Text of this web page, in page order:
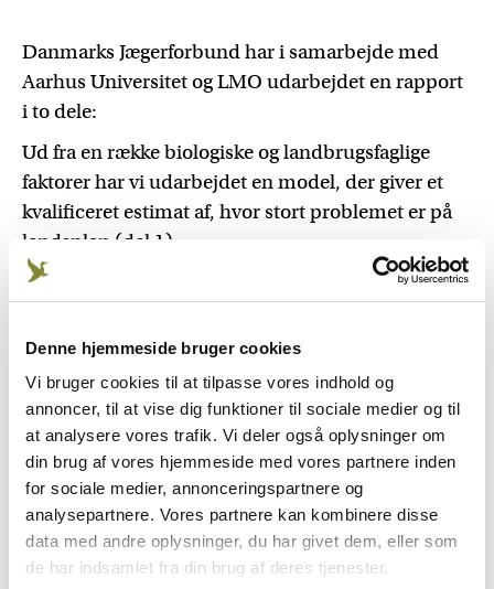
Denne hjemmeside bruger cookies
Vi bruger cookies til at tilpasse vores indhold og
annoncer, til at vise dig funktioner til sociale medier og til
at analysere vores trafik. Vi deler også oplysninger om
din brug af vores hjemmeside med vores partnere inden
for sociale medier, annonceringspartnere og
analysepartnere. Vores partnere kan kombinere disse
data med andre oplysninger, du har givet dem, eller som
de har indsamlet fra din brug af deres tjenester.
Danmarks Jægerforbund har i samarbejde med
Aarhus Universitet og LMO udarbejdet en rapport
i to dele:
Ud fra en række biologiske og landbrugsfaglige
faktorer har vi udarbejdet en model, der giver et
kvalificeret estimat af, hvor stort problemet er på
landsplan (del 1).
Del to af arbejdet omfatter udvikling af et
identifikation af rådyr og rådyrlam samt
afprøvning af dronebåret losurin som
afværgemiddel for at forhindre høstdrab.
Rapporten hedder 'Høstdrab af rådyr -analyse af
høstdrabsproblemets omfang i Danmark samt test
af dronebåret losurin som afværgemetode' og kan
læses herunder.